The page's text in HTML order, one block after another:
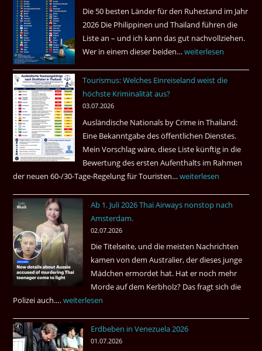
einem
Pub
Bangkok
Die 50 besten Länder für den Ruhestand im Jahr
2026 Die Philippinen und Thailand führen die
Liste an – und ich kann das gut nachvollziehen.
Wer in einem dieser beiden…Asien
das
Gebiet
weiterlesen
Tourismus: Welches Einreiseland weist die
höchste Kriminalität aus?
03.07.2026
Ausländische Nationals by Crime in Thailand:
Eine Bekanntgabe des öffentlichen Dienstes.
Mein Vorschlag wäre, diese Liste künftig in die
Bewertung des ersten Aufenthalts im Rahmen
der neuen 60-/30-Tage-Regelung für Touristen…Tourismus:
Einreiseland
höchste
Kriminalität
aus?
weiterlesen
Ab 1. Juli 2026 Thai Airways nonstop nach
Amsterdam.
02.07.2026
Die Titelseite, und die meisten Nachrichten
kamen von dem Australier, der dieses junge
Mädchen ermordet hat. Hat er noch mehr
Morde auf dem Kerbholz? Das fragt sich die
Polizei auch.…Ab
Juli
2026
weiterlesen
Erdbeben in Venezuela 2026
01.07.2026